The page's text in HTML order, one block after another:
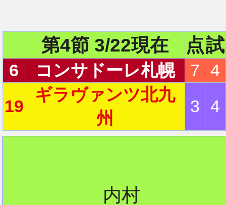
第4節 3/22現在 点試
6 コンサドーレ札幌 7 4
19
ギラヴァンツ北九
州
3 4
         内村